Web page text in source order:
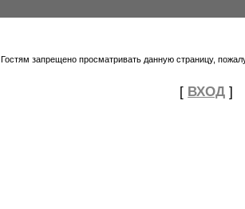
Гостям запрещено просматривать данную страницу,
[ ВХОД ]